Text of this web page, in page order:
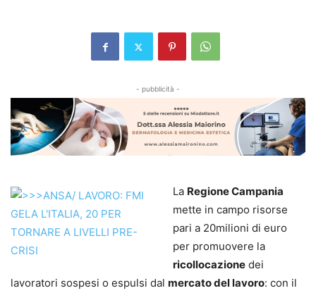
- pubblicità -
La Regione Campania
mette in campo risorse
pari a 20milioni di euro
per promuovere la
ricollocazione dei
lavoratori sospesi o espulsi dal mercato del lavoro: con il